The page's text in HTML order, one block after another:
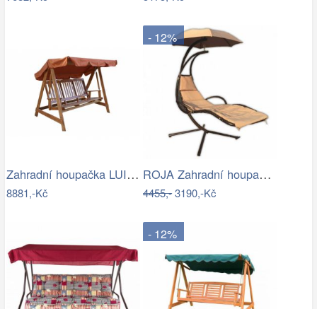
Zahradní houpačka LUISA ROJAPLAST
8881,-Kč
- 12%
ROJA Zahradní houpačka ZW 6119 - béžová
4455,-3190,-Kč
- 12%